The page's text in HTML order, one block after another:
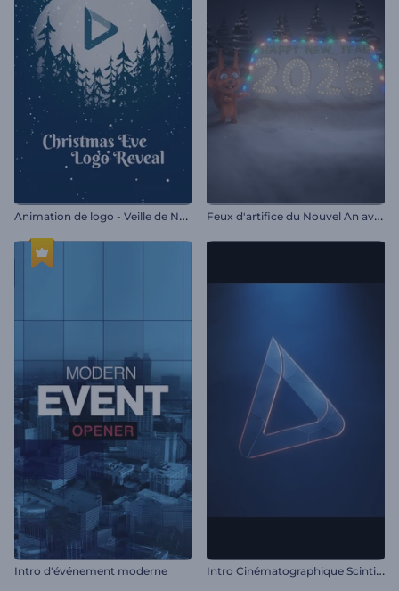
A
nimation de logo - Veille de Noël F
eux d'artifice du Nouvel An avec Rendy
Intro d'événement moderne I
ntro Cinématographique Scintillante